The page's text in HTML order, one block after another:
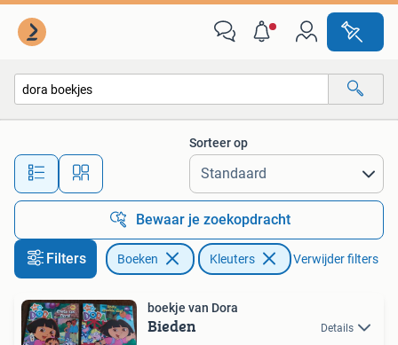
Alle afstanden…
Sorteer op
Bewaar je zoekopdracht
Filters Boeken Kleuters Verwijder filters
boekje van Dora
Bieden Details